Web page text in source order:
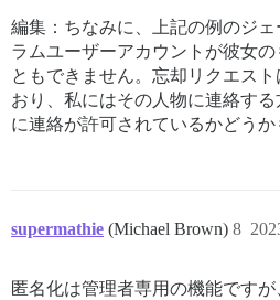
編集：ちなみに、上記の例のジ
ラムユーザーアカウントが彼女
ともできません。忘却リクエス
おり、私にはその人物に連絡す
に連絡が許可されているかどうか
supermathie (Michael Brown) 8
匿名化は管理者専用の機能です